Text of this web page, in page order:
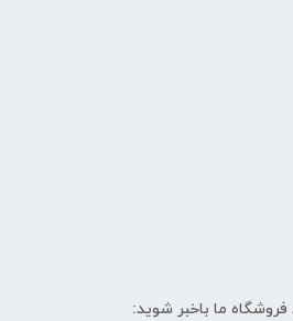
ما باخبر شوید: